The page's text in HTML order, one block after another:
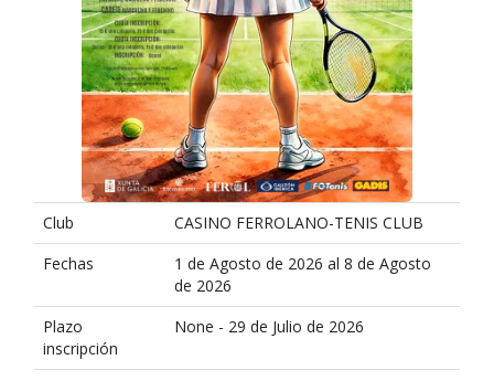
Club
CASINO FERROLANO-TENIS CLUB
Fechas
1 de Agosto de 2026 al 8 de Agosto
de 2026
Plazo
inscripción
None - 29 de Julio de 2026